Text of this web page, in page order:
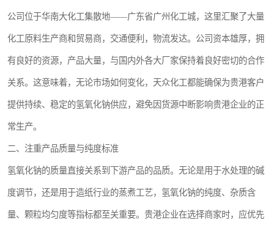
公司位于华南大化工集散地——广东省广州化工城，这里汇聚了大量
化工原料生产商和贸易商，交通便利，物流发达。公司资本雄厚，拥
有良好的资源，产品大量，与国内外各大厂家保持着良好密切的合作
关系。这意味着，无论市场如何变化，天众化工都能确保为贵港客户
提供持续、稳定的氢氧化钠供应，避免因货源中断影响贵港企业的正
常生产。
二、注重产品质量与纯度标准
氢氧化钠的质量直接关系到下游产品的品质。无论是用于水处理的碱
度调节，还是用于造纸行业的蒸煮工艺，氢氧化钠的纯度、杂质含
量、颗粒均匀度等指标都至关重要。贵港企业在选择商家时，应优先